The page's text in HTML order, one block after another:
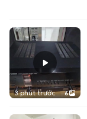
3 phút trước 6